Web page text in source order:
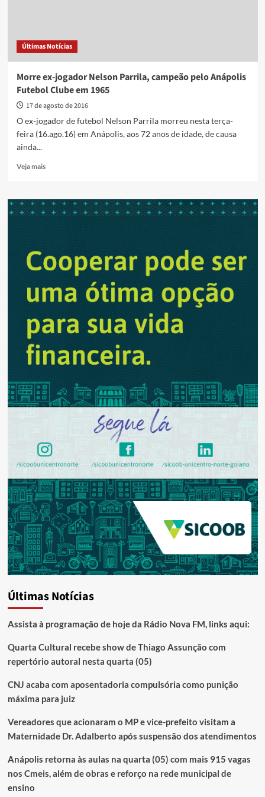
Últimas Notícias
Morre ex-jogador Nelson Parrila, campeão pelo Anápolis
Futebol Clube em 1965
17 de agosto de 2016
O ex-jogador de futebol Nelson Parrila morreu nesta terça-
feira (16.ago.16) em Anápolis, aos 72 anos de idade, de causa
ainda...
Veja maisRead
Morre
ex-
campeão
pelo
Futebol
Clube
1965
Últimas Notícias
Assista à programação de hoje da Rádio Nova FM, links aqui:
Quarta Cultural recebe show de Thiago Assunção com
repertório autoral nesta quarta (05)
CNJ acaba com aposentadoria compulsória como punição
máxima para juiz
Vereadores que acionaram o MP e vice-prefeito visitam a
Maternidade Dr. Adalberto após suspensão dos atendimentos
Anápolis retorna às aulas na quarta (05) com mais 915 vagas
nos Cmeis, além de obras e reforço na rede municipal de
ensino